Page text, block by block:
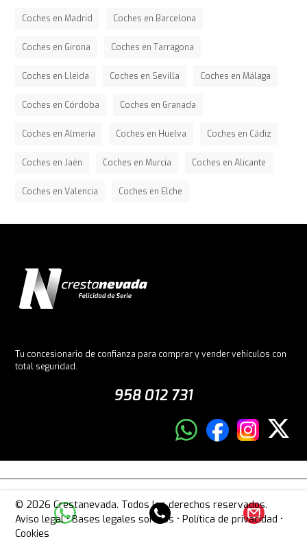
Coches en Madrid Coches en Barcelona
Coches en Girona Coches en Tarragona
Coches en Lleida Coches en Sevilla Coches en Málaga
Coches en Córdoba Coches en Granada
Coches en Almería Coches en Huelva Coches en Cádiz
Coches en Jaén Coches en Murcia Coches en Alicante
Coches en Valencia Coches en Elche
Tu concesionario de confianza para comprar y vender vehículos con
total seguridad.
958 012 731
© 2026 Crestanevada. Todos los derechos reservados.
Aviso legal•Bases legales sorteos •Política de privacidad •
Cookies